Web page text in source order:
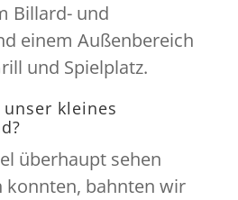
Billard- und
einem Außenbereich
und Spielplatz.
kleines
überhaupt sehen
konnten, bahnten wir